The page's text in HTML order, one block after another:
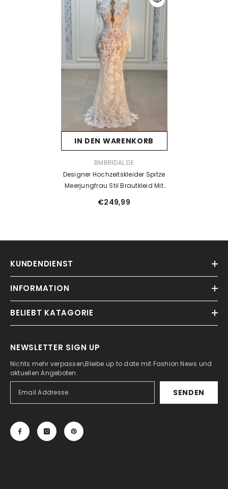
IN DEN WARENKORB
BMBRIDAL.DE
Designer Hochzeitskleider Spitze
Meerjungfrau Stil Brautkleid Mit
€249,99
KUNDENDIENST
INFORMATION
BELIEBT KATAGORIE
NEWSLETTER SIGN UP
Nichts mehr verpassen,Bleibe up to date mit Fashion News und
aktuellen Angeboten.
SENDEN